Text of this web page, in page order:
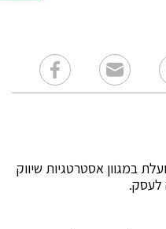
במגוון אסטרטגיות שיווק
לעסק.